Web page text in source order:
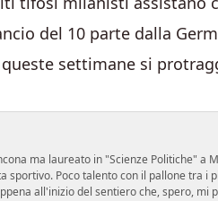
del 10 parte dalla
settimane si
ma laureato in "Scienze Politiche" a
sportivo. Poco talento con il pallone tra i
all'inizio del sentiero che, spero, mi